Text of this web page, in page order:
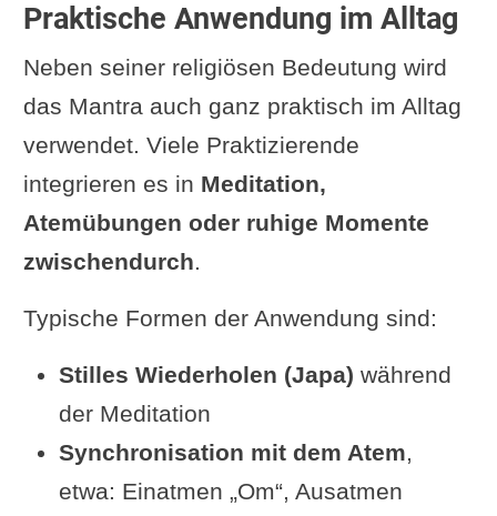
Praktische Anwendung im Alltag
Neben seiner religiösen Bedeutung wird
das Mantra auch ganz praktisch im Alltag
verwendet. Viele Praktizierende
integrieren es in Meditation,
Atemübungen oder ruhige Momente
zwischendurch.
Typische Formen der Anwendung sind:
Stilles Wiederholen (Japa) während
der Meditation
Synchronisation mit dem Atem,
etwa: Einatmen „Om“, Ausatmen